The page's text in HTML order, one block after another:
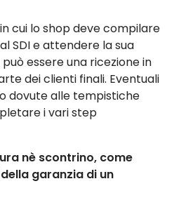
cui lo shop deve compilare
SDI e attendere la sua
essere una ricezione in
dei clienti finali. Eventuali
dovute alle tempistiche
i vari step
nè scontrino, come
garanzia di un